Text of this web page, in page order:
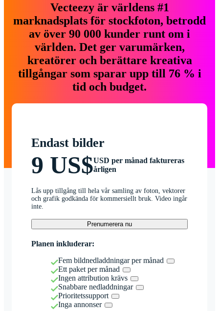
Vecteezy är världens #1
marknadsplats för stockfoton, betrodd
av över 90 000 kunder runt om i
världen. Det ger varumärken,
kreatörer och berättare kreativa
tillgångar som sparar upp till 76 % i
tid och budget.
Endast bilder
9 US$USD per månad faktureras
årligen
Lås upp tillgång till hela vår samling av foton, vektorer
och grafik godkända för kommersiellt bruk. Video ingår
inte.
Prenumerera nu
Planen inkluderar:
Fem bildnedladdningar per månad
Ett paket per månad
Ingen attribution krävs
Snabbare nedladdningar
Prioritetssupport
Inga annonser